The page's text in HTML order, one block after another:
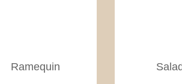
Ramequin